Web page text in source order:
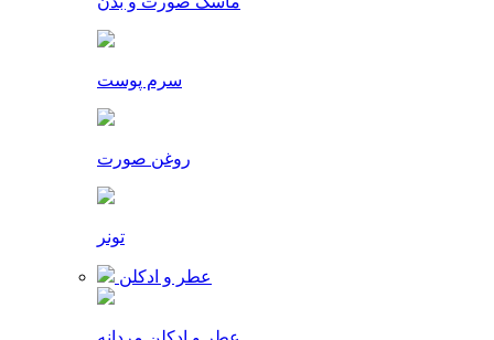
سرم پوست
روغن صورت
تونر
عطر و ادکلن